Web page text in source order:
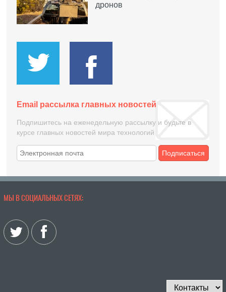
дронов
Email рассылка главных новостей
Подпишитесь на еженедельную рассылку и будьте в
курсе главных новостей мира технологий
Подписаться
МЫ В СОЦИАЛЬНЫХ СЕТЯХ: